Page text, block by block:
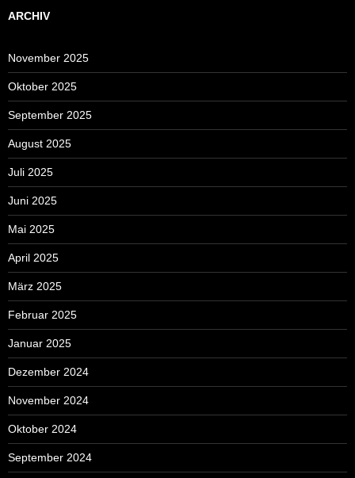
ARCHIV
November 2025
Oktober 2025
September 2025
August 2025
Juli 2025
Juni 2025
Mai 2025
April 2025
März 2025
Februar 2025
Januar 2025
Dezember 2024
November 2024
Oktober 2024
September 2024